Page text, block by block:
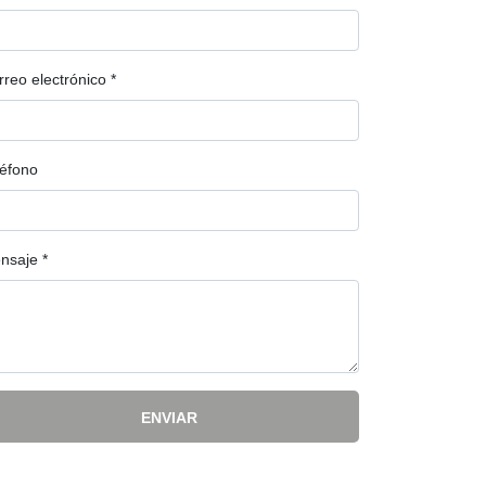
electrónico *
*